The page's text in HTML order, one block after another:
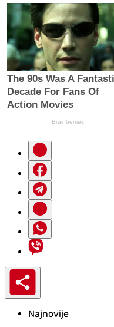
Najnovije